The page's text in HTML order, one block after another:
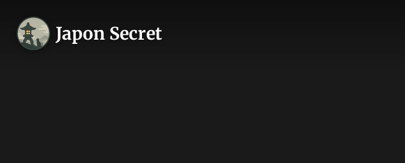
Japon Secret